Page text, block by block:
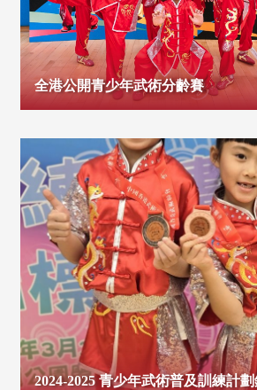
全港公開青少年武術分齡賽
2024-2025 青少年武術普及訓練計